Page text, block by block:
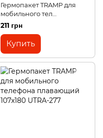
Гермопакет TRAMP для
мобильного тел
флюоресцентный 105х175
UTRA-211
211 грн
Купить